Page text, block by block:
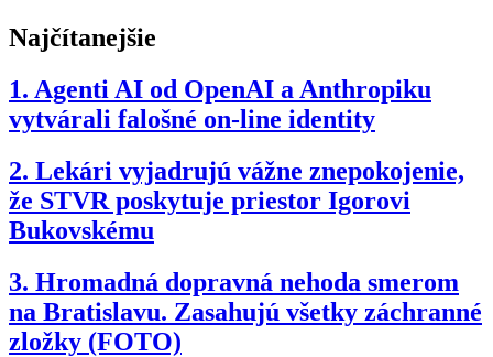
Najčítanejšie
1. Agenti AI od OpenAI a Anthropiku
vytvárali falošné on-line identity
2. Lekári vyjadrujú vážne znepokojenie,
že STVR poskytuje priestor Igorovi
Bukovskému
3. Hromadná dopravná nehoda smerom
na Bratislavu. Zasahujú všetky záchranné
zložky (FOTO)